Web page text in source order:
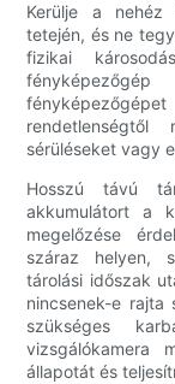
Kerülje a nehéz
tetején, és ne
fizikai
sérüléseket vagy
Hosszú távú
akkumulátort a
megelőzése
száraz helyen,
tárolási időszak
nincsenek-e
szükséges
vizsgálókamera
állapotát és